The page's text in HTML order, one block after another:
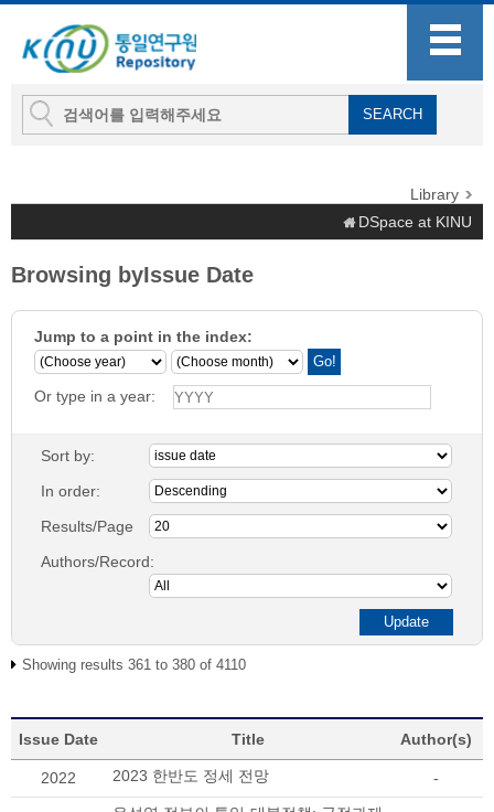
Library
DSpace at KINU
Browsing byIssue Date
Jump to a point in the index:
Or type in a year:
Sort by:
In order:
Results/Page
Authors/Record:
Showing results 361 to 380 of 4110
Issue Date Title Author(s)
2022 2023 한반도 정세 전망 -